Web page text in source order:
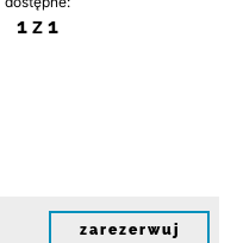
1 z 1
zarezerwuj